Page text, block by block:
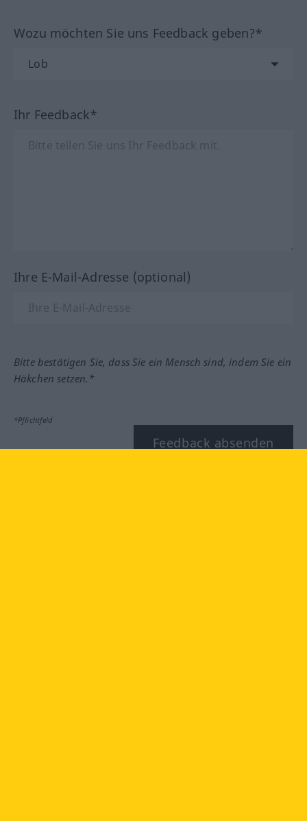
Wozu möchten Sie uns Feedback geben?*
Ihr Feedback*
Ihre E-Mail-Adresse (optional)
Bitte bestätigen Sie, dass Sie ein Mensch sind, indem Sie ein
Häkchen setzen.*
*Pflichtfeld
Feedback absenden